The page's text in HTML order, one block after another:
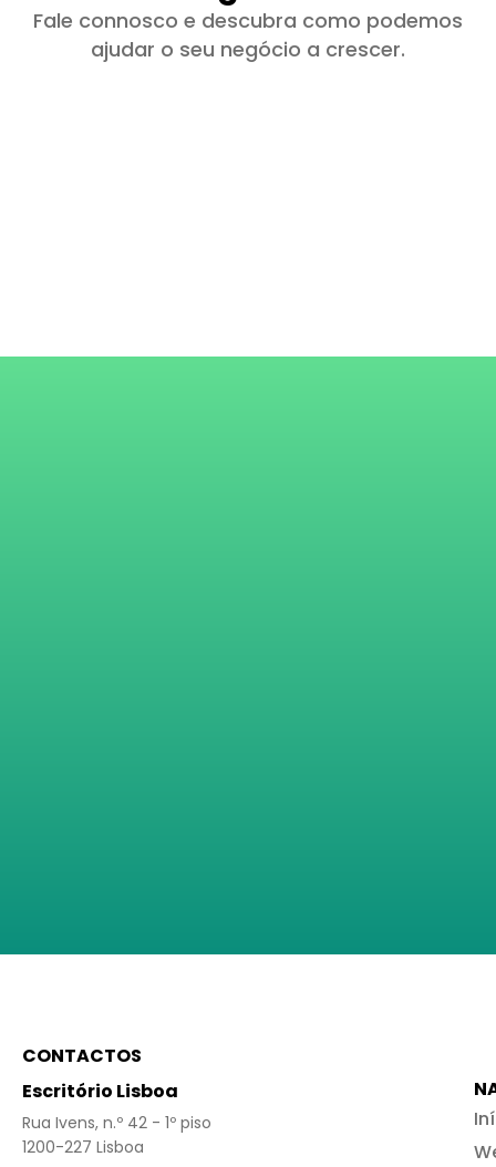
Fale connosco e descubra como podemos
ajudar o seu negócio a crescer.
CONTACTOS
Escritório Lisboa
Rua Ivens, n.º 42 - 1º piso
1200-227 Lisboa